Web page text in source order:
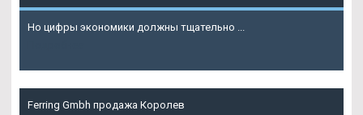
Но цифры экономики должны тщательно ...
Ferring Gmbh продажа Королев